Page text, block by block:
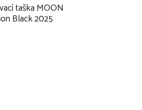
taška MOON
Black 2025